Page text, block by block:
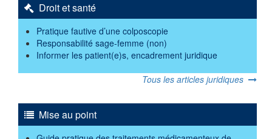
Droit et santé
Pratique fautive d’une colposcopie
Responsabilité sage-femme (non)
Informer les patient(e)s, encadrement juridique
Tous les articles juridiques
Mise au point